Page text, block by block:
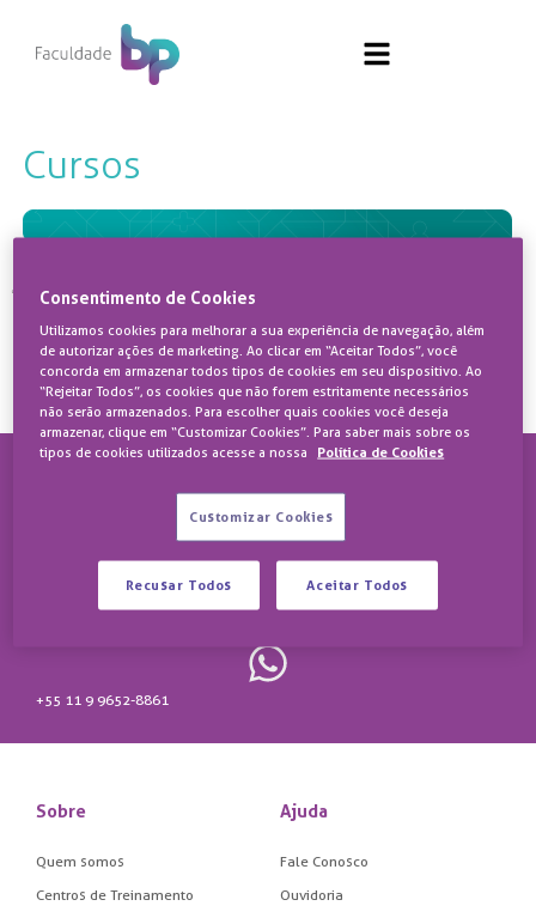
Cursos
Cursos
Filtro
Não foi encontrado
nenhum curso.
+55 11 3505-5265
+55 11 9 9652-8861
Sobre
Quem somos
Centros de Treinamento
Ajuda
Fale Conosco
Ouvidoria
Consentimento de Cookies
Utilizamos cookies para melhorar a sua experiência de navegação, além
de autorizar ações de marketing. Ao clicar em “Aceitar Todos”, você
concorda em armazenar todos tipos de cookies em seu dispositivo. Ao
“Rejeitar Todos”, os cookies que não forem estritamente necessários
não serão armazenados. Para escolher quais cookies você deseja
armazenar, clique em “Customizar Cookies”. Para saber mais sobre os
tipos de cookies utilizados acesse a nossa
Política de Cookies
Customizar Cookies
Recusar Todos Aceitar Todos